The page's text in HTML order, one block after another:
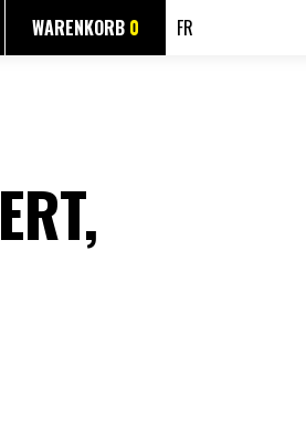
WARENKORB 0 FR